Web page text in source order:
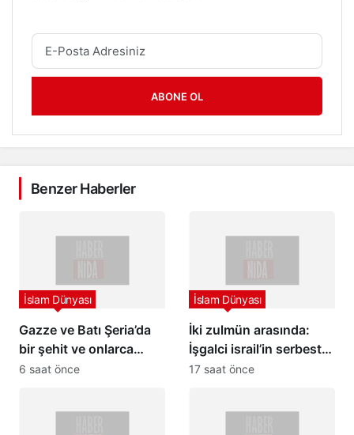
ABONE OL
Benzer Haberler
Gazze ve Batı Şeria’da
bir şehit ve onlarca
yaralı
İslam Dünyası
6 saat önce
İki zulmün arasında:
İşgalci israil’in serbest
bıraktığı Filistinli
İslam Dünyası
17 saat önce